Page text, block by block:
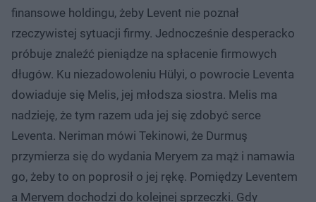
finansowe holdingu, żeby Levent nie poznał
rzeczywistej sytuacji firmy. Jednocześnie desperacko
próbuje znaleźć pieniądze na spłacenie firmowych
długów. Ku niezadowoleniu Hülyi, o powrocie Leventa
dowiaduje się Melis, jej młodsza siostra. Melis ma
nadzieję, że tym razem uda jej się zdobyć serce
Leventa. Neriman mówi Tekinowi, że Durmuş
przymierza się do wydania Meryem za mąż i namawia
go, żeby to on poprosił o jej rękę. Pomiędzy Leventem
a Meryem dochodzi do kolejnej sprzeczki. Gdy